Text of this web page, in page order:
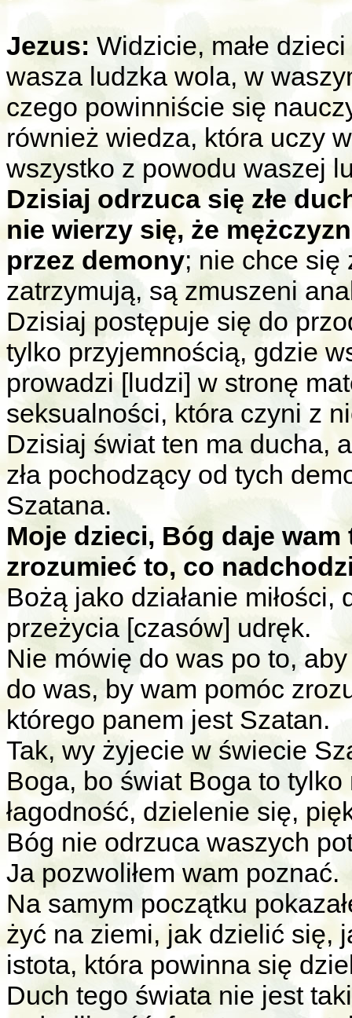
Jezus: Widzicie, małe
wasza ludzka wola, w
czego powinniście się
również wiedza, która uczy
wszystko z powodu waszej
Dzisiaj odrzuca się złe
nie wierzy się, że
przez demony; nie chce się
zatrzymują, są zmuszeni
Dzisiaj postępuje się do
tylko przyjemnością, gdzie
prowadzi [ludzi] w stronę
seksualności, która czyni z
Dzisiaj świat ten ma ducha,
zła pochodzący od tych
Szatana.
Moje dzieci, Bóg daje
zrozumieć to, co
Bożą jako działanie
przeżycia [czasów] udręk.
Nie mówię do was po to,
do was, by wam pomóc
którego panem jest Szatan.
Tak, wy żyjecie w świecie
Boga, bo świat Boga to
łagodność, dzielenie się,
Bóg nie odrzuca waszych
Ja pozwoliłem wam poznać.
Na samym początku
żyć na ziemi, jak dzielić się,
istota, która powinna się
Duch tego świata nie jest